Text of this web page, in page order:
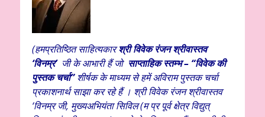
(हमप्रतिष्ठित साहित्यकारश्री विवेकरंजन श्रीवास्तव
‘विनम्र’ जी के आभारी हैंजो साप्ताहिक स्तम्भ – “विवेक की
पुस्तक चर्चा”शीर्षक के माध्यम से हमें अविराम पुस्तक चर्चा
प्रकाशनार्थ साझा कर रहे हैं । श्री विवेक रंजन श्रीवास्तव
‘विनम्र जी, मुख्यअभियंता सिविल (म प्र पूर्व क्षेत्र विद्युत्